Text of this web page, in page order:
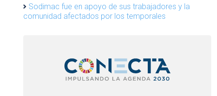
Sodimac fue en apoyo de sus trabajadores y la
comunidad afectados por los temporales